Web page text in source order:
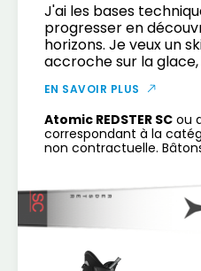
J'ai les bases
progresser en
horizons. Je veux un
accroche sur la
EN SAVOIR PLUS
Atomic REDSTER SC ou
correspondant à la
non contractuelle.